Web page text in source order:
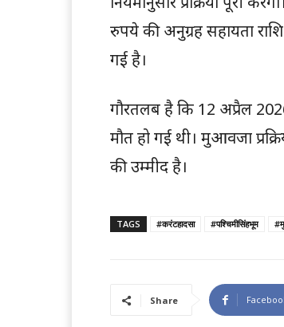
रुपये की अनुग्रह सहायता
गई है।
गौरतलब है कि 12 अप्रैल
मौत हो गई थी। मुआवजा
की उम्मीद है।
TAGS #करंटहादसा #पश्चिमीसिंहभूम
Share